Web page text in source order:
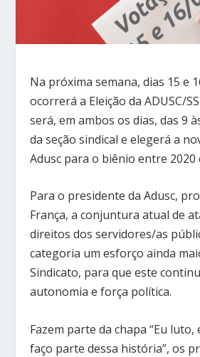
Na próxima semana, dias 15 e
ocorrerá a Eleição da ADUSC/
será, em ambos os dias, das 9
da seção sindical e elegerá a
Adusc para o biênio entre 2020
Para o presidente da Adusc,
França, a conjuntura atual de
direitos dos servidores/as
categoria um esforço ainda
Sindicato, para que este
autonomia e força política.
Fazem parte da chapa “Eu
faço parte dessa história”, os